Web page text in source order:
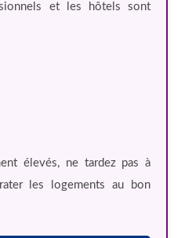
et les hôtels sont
élevés, ne tardez pas à
les logements au bon